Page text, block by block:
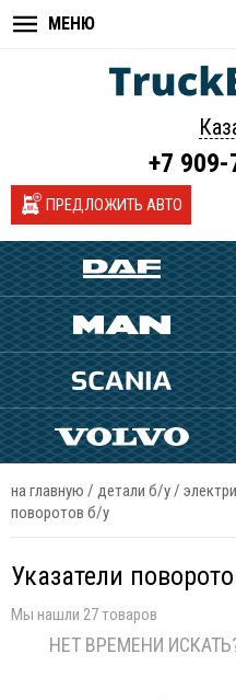
МЕНЮ
+7
ПРЕДЛОЖИТЬ АВТО
на главную / детали б/у/
поворотов б/у
Указатели
Мы нашли 27 товаров
НЕТ ВРЕМЕНИ